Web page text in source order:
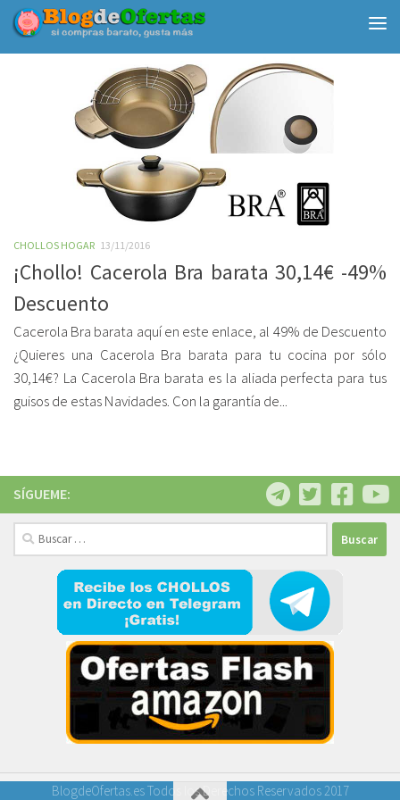
Debajo del contenido
CHOLLOS HOGAR 13/11/2016
¡Chollo! Cacerola Bra barata 30,14€ -49%
Descuento
Cacerola Bra barata aquí en este enlace, al 49% de Descuento
¿Quieres una Cacerola Bra barata para tu cocina por sólo
30,14€? La Cacerola Bra barata es la aliada perfecta para tus
guisos de estas Navidades. Con la garantía de...
SÍGUEME:
Buscar:
BlogdeOfertas.es Todos los Derechos Reservados 2017